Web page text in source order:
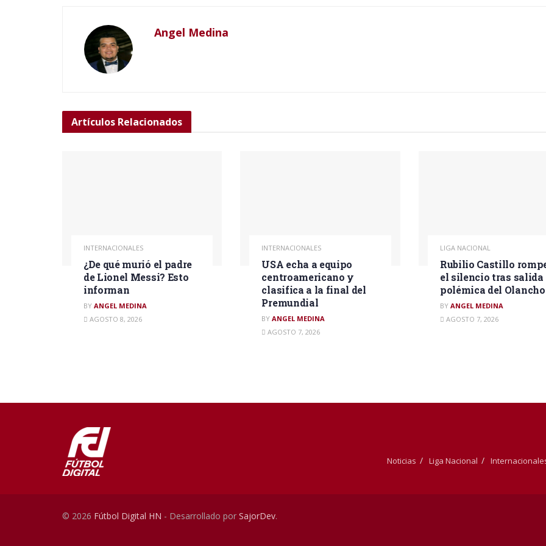
Angel Medina
Artículos Relacionados
INTERNACIONALES
¿De qué murió el padre
de Lionel Messi? Esto
informan
BY ANGEL MEDINA
AGOSTO 8, 2026
INTERNACIONALES
USA echa a equipo
centroamericano y
clasifica a la final del
Premundial
BY ANGEL MEDINA
AGOSTO 7, 2026
LIGA NACIONAL
Rubilio Castillo
el silencio tras salida
polémica del Olancho
BY ANGEL MEDINA
AGOSTO 7, 2026
Noticias Liga Nacional
© 2026 Fútbol Digital HN - Desarrollado por SajorDev.